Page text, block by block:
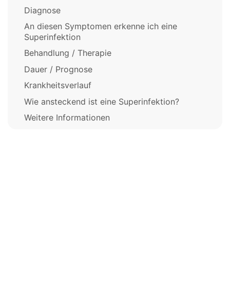
Diagnose
An diesen Symptomen erkenne ich eine
Superinfektion
Behandlung / Therapie
Dauer / Prognose
Krankheitsverlauf
Wie ansteckend ist eine Superinfektion?
Weitere Informationen